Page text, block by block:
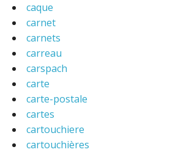
caque
carnet
carnets
carreau
carspach
carte
carte-postale
cartes
cartouchiere
cartouchières